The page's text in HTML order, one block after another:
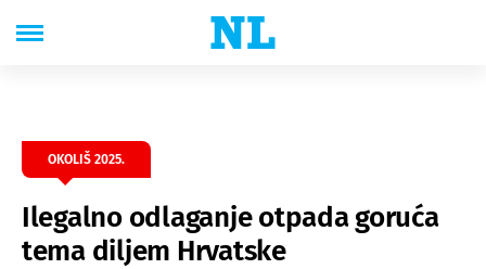
OKOLIŠ 2025.
Ilegalno odlaganje otpada goruća
tema diljem Hrvatske